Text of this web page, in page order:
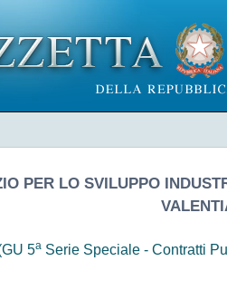
PER LO SVILUPPO
5a Serie Speciale - Contratti